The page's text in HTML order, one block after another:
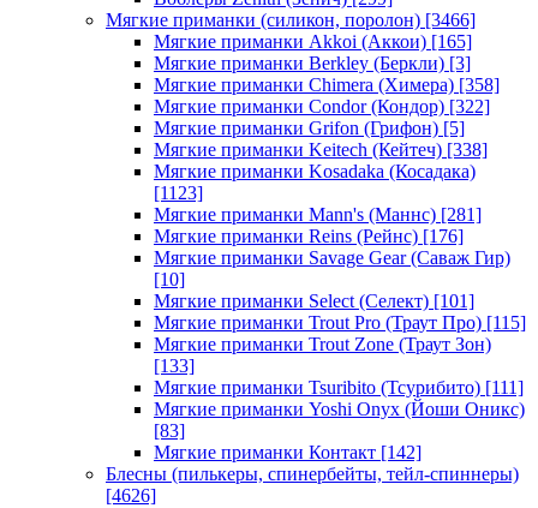
Мягкие приманки (силикон, поролон) [3466]
Мягкие приманки Akkoi (Аккои) [165]
Мягкие приманки Berkley (Беркли) [3]
Мягкие приманки Chimera (Химера) [358]
Мягкие приманки Condor (Кондор) [322]
Мягкие приманки Grifon (Грифон) [5]
Мягкие приманки Keitech (Кейтеч) [338]
Мягкие приманки Kosadaka (Косадака)
[1123]
Мягкие приманки Mann's (Маннс) [281]
Мягкие приманки Reins (Рейнс) [176]
Мягкие приманки Savage Gear (Саваж Гир)
[10]
Мягкие приманки Select (Селект) [101]
Мягкие приманки Trout Pro (Траут Про) [115]
Мягкие приманки Trout Zone (Траут Зон)
[133]
Мягкие приманки Tsuribito (Тсурибито) [111]
Мягкие приманки Yoshi Onyx (Йоши Оникс)
[83]
Мягкие приманки Контакт [142]
Блесны (пилькеры, спинербейты, тейл-спиннеры)
[4626]